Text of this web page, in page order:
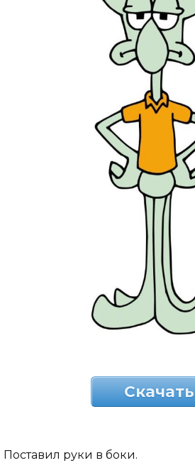
Скачать
Поставил руки в боки.